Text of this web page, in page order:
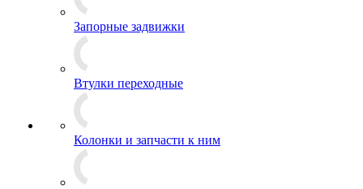
Запорные задвижки
Втулки переходные
Колонки и запчасти к ним